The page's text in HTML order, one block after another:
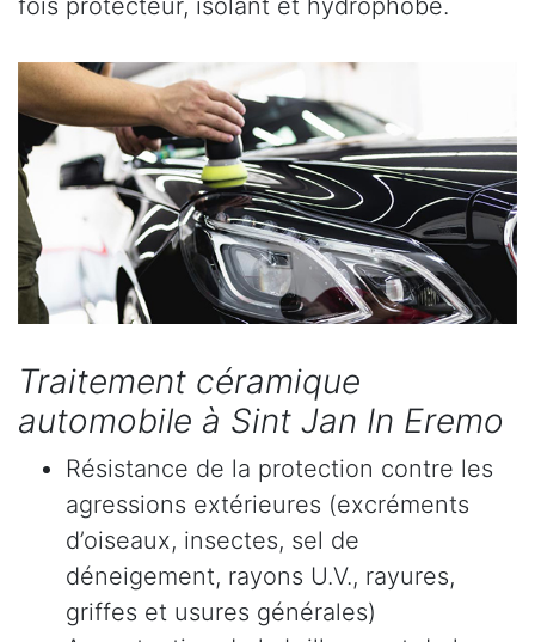
fois protecteur, isolant et hydrophobe.
Traitement céramique
automobile à Sint Jan In Eremo
Résistance de la protection contre les
agressions extérieures (excréments
d’oiseaux, insectes, sel de
déneigement, rayons U.V., rayures,
griffes et usures générales)